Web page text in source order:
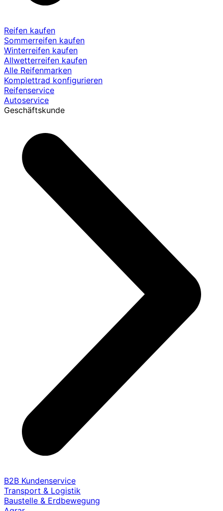
Reifen kaufen
Sommerreifen kaufen
Winterreifen kaufen
Allwetterreifen kaufen
Alle Reifenmarken
Komplettrad konfigurieren
Reifenservice
Autoservice
Geschäftskunde
B2B Kundenservice
Transport & Logistik
Baustelle & Erdbewegung